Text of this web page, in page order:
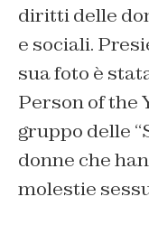
diritti delle
e sociali.
sua foto è
Person of the
gruppo delle
donne che
molestie